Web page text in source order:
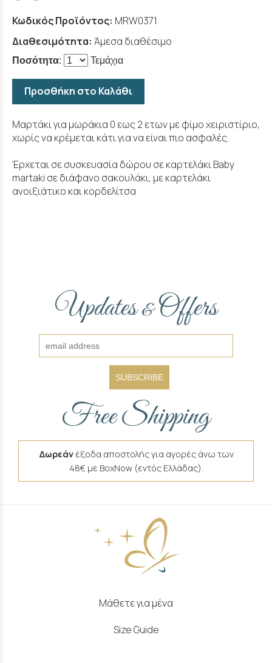
Κωδικός Προϊόντος: MRW0371
Διαθεσιμότητα: Άμεσα διαθέσιμο
Ποσότητα: Τεμάχια
Προσθήκη στο Καλάθι
Μαρτάκι για μωράκια 0 εως 2 ετων με φίμο χειριστίριο,
χωρίς να κρέμεται κάτι για να είναι πιο ασφαλές.
Έρχεται σε συσκευασία δώρου σε καρτελάκι Baby
martaki σε διάφανο σακουλάκι, με καρτελάκι
ανοιξιάτικο και κορδελίτσα
Updates&Offers
SUBSCRIBE
Free Shipping
Δωρεάν έξοδα αποστολής για αγορές άνω των
48€ με BoxNow (εντός Ελλάδας).
Μάθετε για μένα
Size Guide